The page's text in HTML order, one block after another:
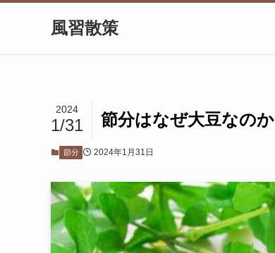
風習散策
節分はなぜ大豆なのか
2024
1/31
節分 2024年1月31日